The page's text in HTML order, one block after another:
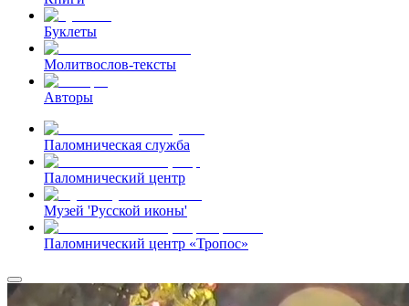
Буклеты
Молитвослов-тексты
Авторы
Паломническая служба
Паломнический центр
Музей 'Русской иконы'
Паломнический центр «Тропос»